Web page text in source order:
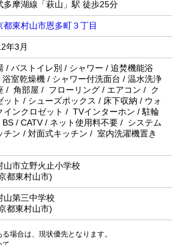
多摩湖線「萩山」駅 徒歩25分
都東村山市恩多町３丁目
年3月
/ バストイレ別 / シャワー / 追焚機能浴
浴室乾燥機 / シャワー付洗面台 / 温水洗浄
/ 角部屋 / フローリング / エアコン / ク
ット / シューズボックス / 床下収納 / ウォ
インクロゼット / TVインターホン / 駐輪
BS / CATV / ネット使用料不要 / システム
チン / 対面式キッチン / 室内洗濯機置き
山市立野火止小学校
都東村山市)
山第三中学校
都東村山市)
場合は、現状優先となります。